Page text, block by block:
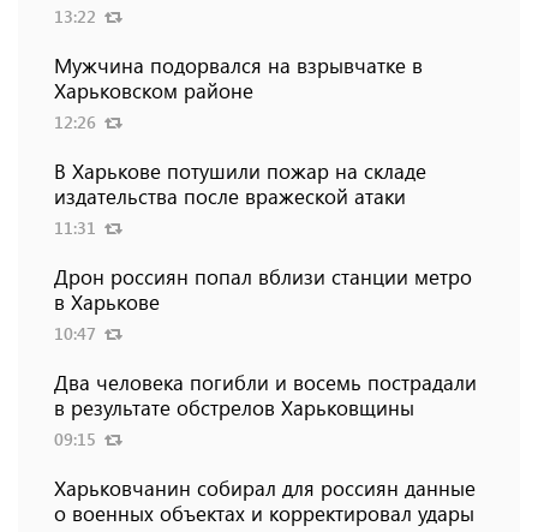
13:22
Мужчина подорвался на взрывчатке в
Харьковском районе
12:26
В Харькове потушили пожар на складе
издательства после вражеской атаки
11:31
Дрон россиян попал вблизи станции метро
в Харькове
10:47
Два человека погибли и восемь пострадали
в результате обстрелов Харьковщины
09:15
Харьковчанин собирал для россиян данные
о военных объектах и ​​корректировал удары